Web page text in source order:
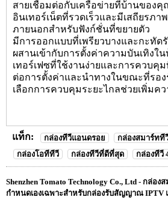
สายเชื่อมต่อกับเครือข่ายที่บ้านของคุ
อินเทอร์เน็ตที่รวดเร็วและมีเสถียรภ
ภายนอกสำหรับฟังก์ชั่นที่ขยายตัว
มีการออกแบบที่เพรียวบางและกะทัด
ผสานเข้ากับการตั้งค่าความบันเทิงใ
เทอร์เฟซที่ใช้งานง่ายและการควบคุ
ต่อการตั้งค่าและนำทางในขณะที่รอง
เลือกการควบคุมระยะไกลช่วยเพิ่มค
แท็ก: กล่องทีวีแอนดรอย กล่องสมาร์ทที
กล่องโอทีทีวี
กล่องทีวีที่ดีที่สุด กล่องทีวี
Shenzhen Tomato Technology Co., Ltd - กล่อ
กำหนดเองเฉพาะสำหรับกล่องรับสัญญาณ IPTV